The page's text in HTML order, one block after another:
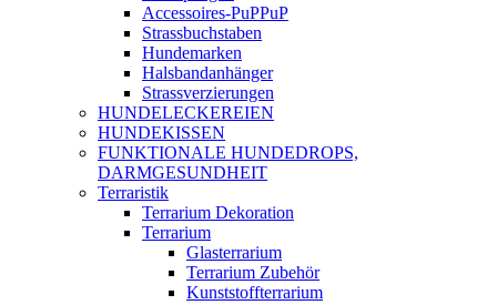
Accessoires-PuPPuP
Strassbuchstaben
Hundemarken
Halsbandanhänger
Strassverzierungen
HUNDELECKEREIEN
HUNDEKISSEN
FUNKTIONALE HUNDEDROPS,
DARMGESUNDHEIT
Terraristik
Terrarium Dekoration
Terrarium
Glasterrarium
Terrarium Zubehör
Kunststoffterrarium